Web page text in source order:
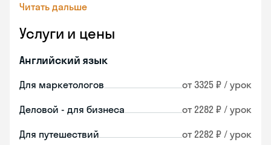
Читать дальше
Услуги и цены
Английский язык
Для маркетологов от 3325 ₽ / урок
Деловой - для бизнеса от 2282 ₽ / урок
Для путешествий от 2282 ₽ / урок